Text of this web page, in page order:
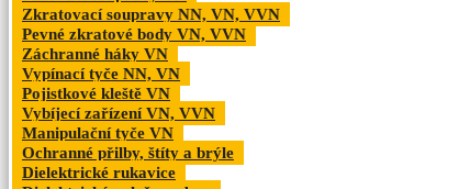
Zkratovací soupravy NN, VN, VVN
Pevné zkratové body VN, VVN
Záchranné háky VN
Vypínací tyče NN, VN
Pojistkové kleště VN
Vybíjecí zařízení VN, VVN
Manipulační tyče VN
Ochranné přilby, štíty a brýle
Dielektrické rukavice